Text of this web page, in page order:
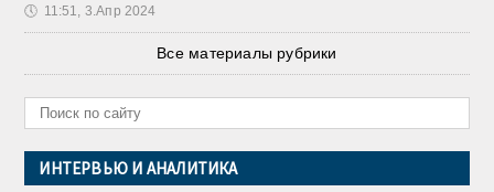
🕔 11:51, 3.Апр 2024
Все материалы рубрики
ИНТЕРВЬЮ И АНАЛИТИКА